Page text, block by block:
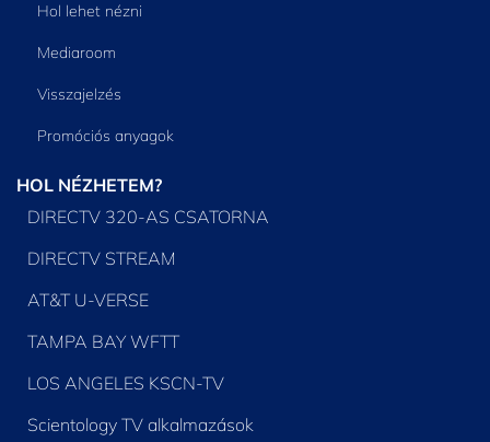
Hol lehet nézni
Mediaroom
Visszajelzés
Promóciós anyagok
HOL NÉZHETEM?
DIRECTV 320-AS CSATORNA
DIRECTV STREAM
AT&T U-VERSE
TAMPA BAY WFTT
LOS ANGELES KSCN-TV
Scientology TV alkalmazások